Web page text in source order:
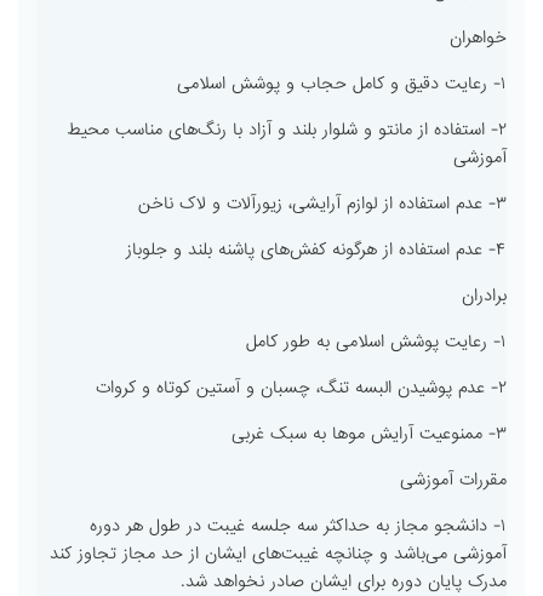
خواهران
۱- رعایت دقیق و کامل حجاب و پوشش اسلامی
۲- استفاده از مانتو و شلوار بلند و آزاد با رنگ‌های مناسب محیط
آموزشی
۳- عدم استفاده از لوازم آرایشی، زیورآلات و لاک ناخن
۴- عدم استفاده از هرگونه کفش‌های پاشنه بلند و جلوباز
برادران
۱- رعایت پوشش اسلامی به طور کامل
۲- عدم پوشیدن البسه تنگ، چسبان و آستین کوتاه و کروات
۳- ممنوعیت آرایش موها به سبک غربی
مقررات آموزشی
۱- دانشجو مجاز به حداکثر سه جلسه غیبت در طول هر دوره
آموزشی می‌باشد و چنانچه غیبت‌های ایشان از حد مجاز تجاوز کند
مدرک پایان دوره برای ایشان صادر نخواهد شد.